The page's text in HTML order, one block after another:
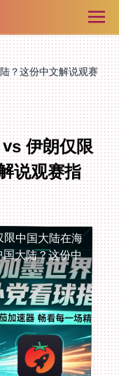
？这份中文解说观赛
伊朗仅限
说观赛指
限中国大陆在海
外看世界杯埃及 vs 伊朗仅限中国大陆？这份中